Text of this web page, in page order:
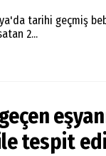
tarihi geçmiş
2...
tespit